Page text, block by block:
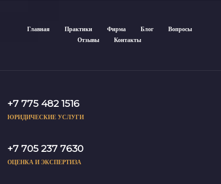
Главная Практики Фирма Блог
Вопросы
Отзывы
Контакты
+7 775 482 1516
ЮРИДИЧЕСКИЕ УСЛУГИ
+7 705 237 7630
ОЦЕНКА И ЭКСПЕРТИЗА